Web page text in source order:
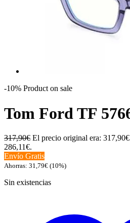
-10% Product on sale
Tom Ford TF
317,90€ El precio original era:
286,11€.
Envío Gratis
Ahorras: 31,79€ (10%)
Sin existencias